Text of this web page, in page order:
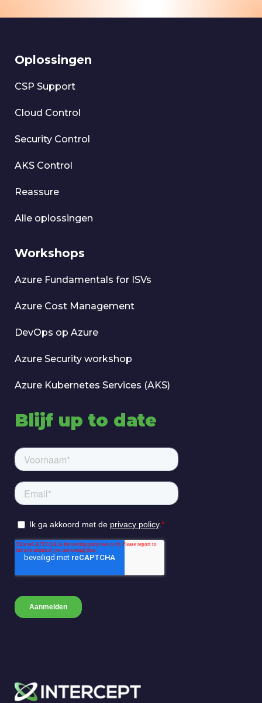
Oplossingen
CSP Support
Cloud Control
Security Control
AKS Control
Reassure
Alle oplossingen
Workshops
Azure Fundamentals for ISVs
Azure Cost Management
DevOps op Azure
Azure Security workshop
Azure Kubernetes Services (AKS)
Blijf up to date